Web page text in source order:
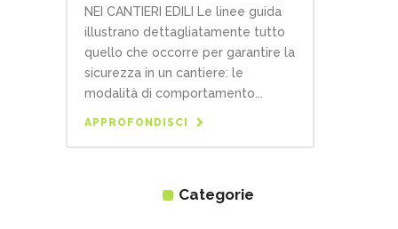
NEI CANTIERI EDILI Le linee guida
illustrano dettagliatamente tutto
quello che occorre per garantire la
sicurezza in un cantiere: le
modalità di comportamento...
APPROFONDISCI
Categorie